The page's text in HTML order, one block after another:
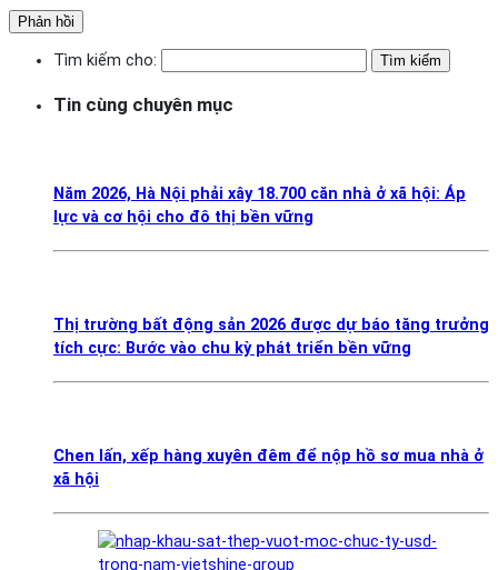
Tìm kiếm cho:
Tin cùng chuyên mục
Năm 2026, Hà Nội phải xây 18.700 căn nhà ở xã hội: Áp
lực và cơ hội cho đô thị bền vững
Thị trường bất động sản 2026 được dự báo tăng trưởng
tích cực: Bước vào chu kỳ phát triển bền vững
Chen lấn, xếp hàng xuyên đêm để nộp hồ sơ mua nhà ở
xã hội